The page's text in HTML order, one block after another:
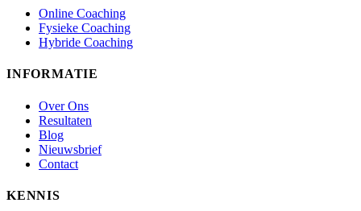
Online Coaching
Fysieke Coaching
Hybride Coaching
INFORMATIE
Over Ons
Resultaten
Blog
Nieuwsbrief
Contact
KENNIS